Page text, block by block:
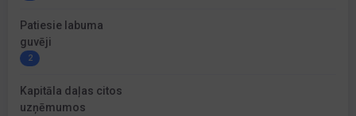
Patiesie labuma
guvēji
2
Kapitāla daļas citos
uzņēmumos